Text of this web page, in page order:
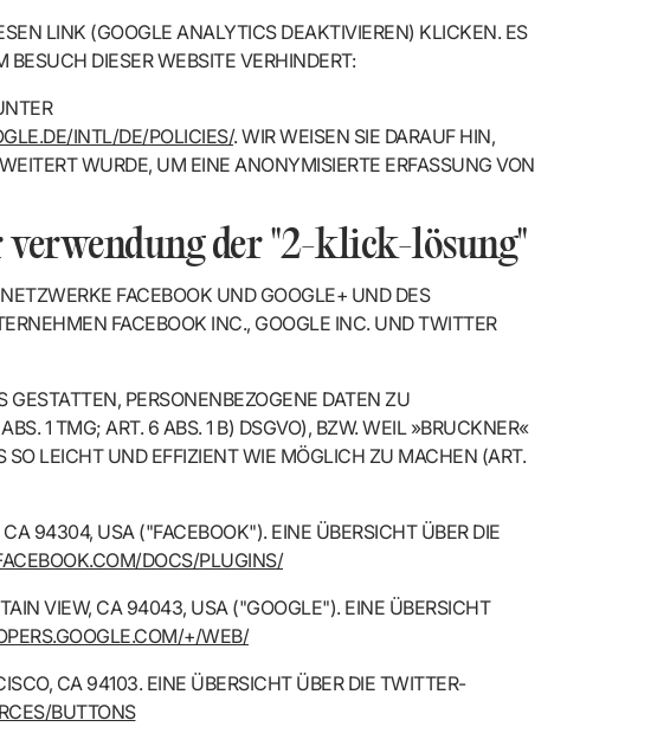
LINK (GOOGLE ANALYTICS DEAKTIVIEREN) KLICKEN. ES
DIESER WEBSITE VERHINDERT:
INTL/DE/POLICIES/. WIR WEISEN SIE DARAUF HIN,
WURDE, UM EINE ANONYMISIERTE ERFASSUNG VON
der "2-klick-lösung"
FACEBOOK UND GOOGLE+ UND DES
FACEBOOK INC., GOOGLE INC. UND TWITTER
PERSONENBEZOGENE DATEN ZU
1 TMG; ART. 6 ABS. 1 B) DSGVO), BZW. WEIL »BRUCKNER«
LEICHT UND EFFIZIENT WIE MÖGLICH ZU MACHEN (ART.
94304, USA ("FACEBOOK"). EINE ÜBERSICHT ÜBER DIE
DOCS/PLUGINS/
VIEW, CA 94043, USA ("GOOGLE"). EINE ÜBERSICHT
+/WEB/
CA 94103. EINE ÜBERSICHT ÜBER DIE TWITTER-
BUTTONS